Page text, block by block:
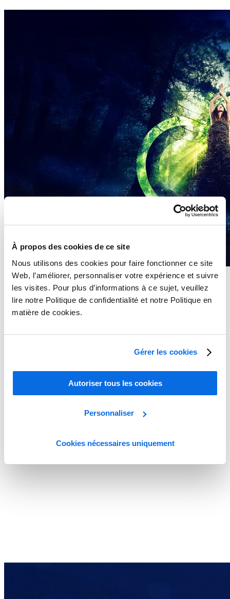
À propos des cookies de ce site
Nous utilisons des cookies pour faire fonctionner ce site
Web, l’améliorer, personnaliser votre expérience et suivre
les visites. Pour plus d’informations à ce sujet, veuillez
lire notre Politique de confidentialité et notre Politique en
matière de cookies.
Gérer les cookies
Autoriser tous les cookies
Personnaliser
Cookies nécessaires uniquement
Whitepaper
Le manuel pour développer sa croissance en 2025
Lire la suite